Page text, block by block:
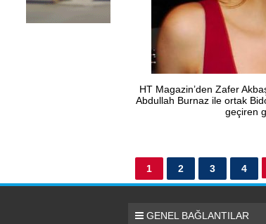
HT Magazin’den Zafer
Abdullah Burnaz ile ortak
geçiren
1 2 3 4
GENEL BAĞLANTILAR